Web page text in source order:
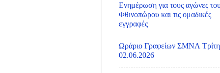
Ενημέρωση για τους αγώνες
Φθινοπώρου και τις ομαδικές
εγγραφές
Ωράριο Γραφείων ΣΜΝΛ Τρίτη
02.06.2026